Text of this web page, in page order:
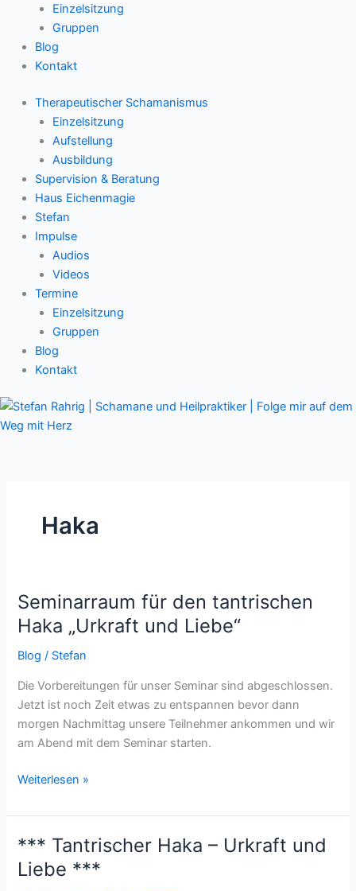
Einzelsitzung
Gruppen
Blog
Kontakt
Therapeutischer Schamanismus
Einzelsitzung
Aufstellung
Ausbildung
Supervision & Beratung
Haus Eichenmagie
Stefan
Impulse
Audios
Videos
Termine
Einzelsitzung
Gruppen
Blog
Kontakt
Haka
Seminarraum für den tantrischen
Haka „Urkraft und Liebe“
Blog / Stefan
Die Vorbereitungen für unser Seminar sind abgeschlossen.
Jetzt ist noch Zeit etwas zu entspannen bevor dann
morgen Nachmittag unsere Teilnehmer ankommen und wir
am Abend mit dem Seminar starten.
Seminarraum
für
den
tantrischen
„Urkraft
und
Liebe“
Weiterlesen »
*** Tantrischer Haka – Urkraft und
Liebe ***
***
Tantrischer
Haka